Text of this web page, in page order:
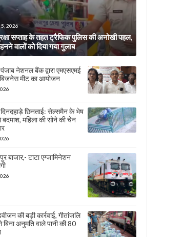
2026
सप्ताह के तहत ट्रैफिक पुलिस की अनोखी पहल,
वालों को दिया गया गुलाब
नेशनल बैंक द्वारा एमएसएमई
मीट का आयोजन
छिनताई: सेल्समैन के भेष
महिला की सोने की चेन
बाजार,- टाटा एग्जामिनेशन
की बड़ी कार्रवाई, गीतांजलि
अनुमति वाले पानी की 80